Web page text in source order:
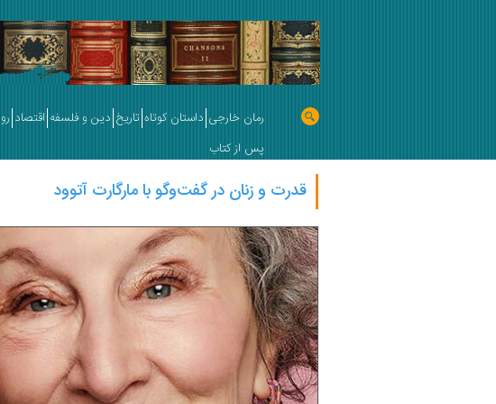
رمان خارجی داستان کوتاه تاریخ دین و فلسفه اقتصاد
پس از کتاب
قدرت و زنان در گفت‌وگو با مارگارت آتوود